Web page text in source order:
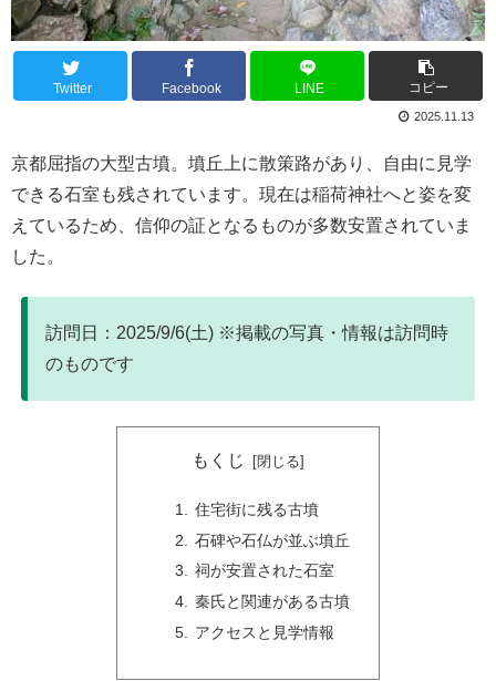
Twitter Facebook LINE コピー
2025.11.13
京都屈指の大型古墳。墳丘上に散策路があり、自由に見学
できる石室も残されています。現在は稲荷神社へと姿を変
えているため、信仰の証となるものが多数安置されていま
した。
訪問日：2025/9/6(土) ※掲載の写真・情報は訪問時
のものです
もくじ
住宅街に残る古墳
石碑や石仏が並ぶ墳丘
祠が安置された石室
秦氏と関連がある古墳
アクセスと見学情報